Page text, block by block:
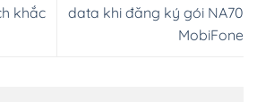
khắc
data khi đăng ký gói NA70
MobiFone